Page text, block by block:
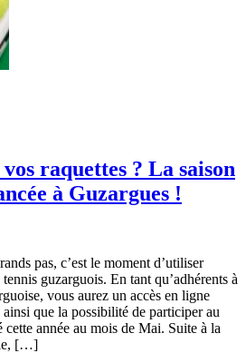
raquettes ? La saison
à Guzargues !
pas, c’est le moment d’utiliser
guzarguois. En tant qu’adhérents à
vous aurez un accès en ligne
que la possibilité de participer au
année au mois de Mai. Suite à la
[…]